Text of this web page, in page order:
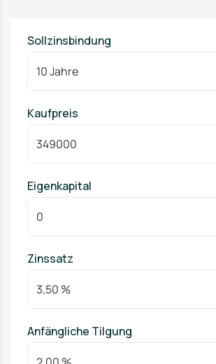
Sollzinsbindung
Kaufpreis
Eigenkapital
Zinssatz
Anfängliche Tilgung